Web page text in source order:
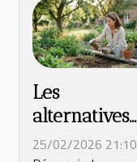
Les
alternatives
légales au
25/02/2026 21:10